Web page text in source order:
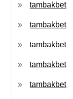
tambakbet
tambakbet
tambakbet
tambakbet
tambakbet